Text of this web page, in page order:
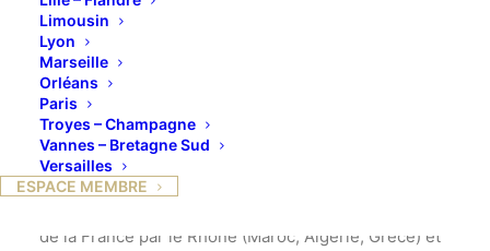
Limousin
Lyon
Marseille
Orléans
Paris
Troyes – Champagne
Vannes – Bretagne Sud
Versailles
ESPACE MEMBRE
10h30 musée Dini:
« Les lyonnais rencontrent l’Orient » : Dès le début
du XIXe siècle, des artistes développent un goût
commun pour l’Orient. Les Lyonnais sont fascinés
de la France par le Rhône (Maroc, Algérie, Grèce) et